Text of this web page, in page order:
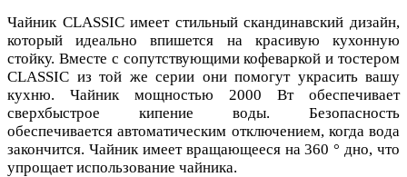
Чайник CLASSIC имеет стильный скандинавский дизайн,
который идеально впишется на красивую кухонную
стойку. Вместе с сопутствующими кофеваркой и тостером
CLASSIC из той же серии они помогут украсить вашу
кухню. Чайник мощностью 2000 Вт обеспечивает
сверхбыстрое кипение воды. Безопасность
обеспечивается автоматическим отключением, когда вода
закончится. Чайник имеет вращающееся на 360 ° дно, что
упрощает использование чайника.